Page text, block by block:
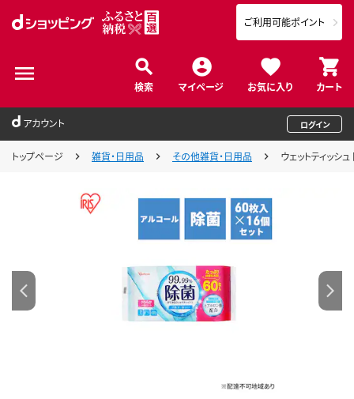
検索 マイページ お気に入り カート
ご利用可能ポイント
アカウント ログイン
トップページ 雑貨・日用品 その他雑貨・日用品 ウェットティッシ